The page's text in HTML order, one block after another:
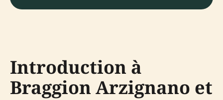
Introduction à
Braggion Arzignano et